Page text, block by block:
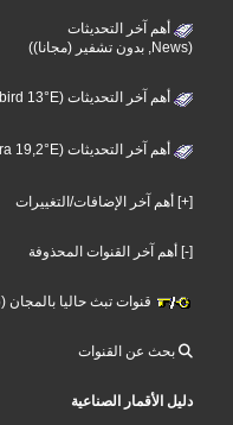
أهم آخر التحديثات
(News, بدون تشفير (مجانا))
أهم آخر التحديثات (News, Hotbird 13°E)
أهم آخر التحديثات (News, Astra 19,2°E)
[+] أهم آخر الإضافات/التغييرات
[-] أهم آخر القنوات المحذوفة
قنوات تبث حاليا بالمجان (5)
بحث عن القنوات
دليل الأقمار الصناعية